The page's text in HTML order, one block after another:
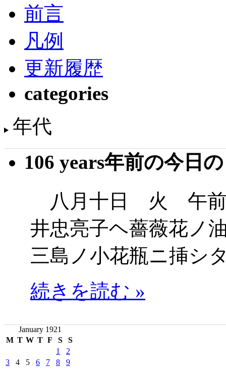
前言
凡例
更新履歴
categories
年代
106 years年前の今日
八月十日 火 午前
井忠亮子ヘ薔薇花ノ
三島ノ小花瓶ニ挿シ
続きを読む »
January 1921
M T W T F S
S
1
2
3
4 5 6 7 8
9